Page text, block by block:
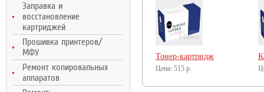
Заправка и
восстановление
картриджей
Прошивка принтеров/
МФУ
Ремонт копировальных
аппаратов
Тонер-картридж
NetProduct (N-
515 р.